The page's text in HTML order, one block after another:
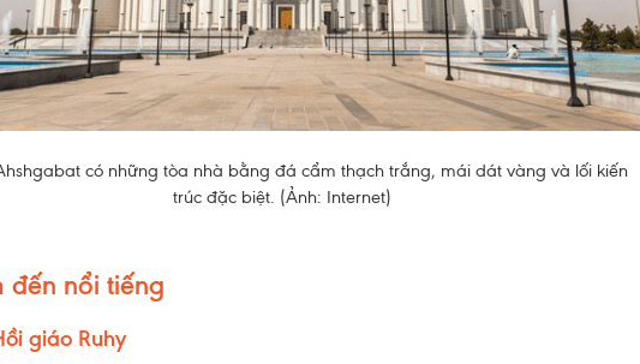
có những tòa nhà bằng đá cẩm thạch trắng, mái dát vàng và lối kiến
trúc đặc biệt. (Ảnh: Internet)
đến nổi tiếng
giáo Ruhy